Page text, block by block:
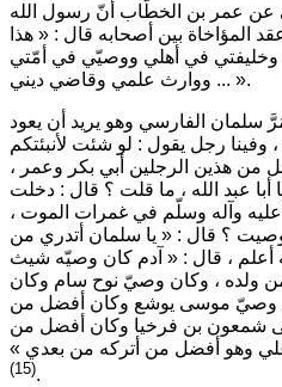
عن عمر بن الخطّاب أنّ رسول الله
المؤاخاة بين أصحابه قال : « هذا
وخليفتي في أهلي ووصيّي في أمّتي
ووارث علمي وقاضي ديني ... ».
سلمان الفارسي وهو يريد أن يعود
رجل يقول : لو شئت لأنبئتكم
من هذين الرجلين أبي بكر وعمر ،
عبد الله ، ما قلت ؟ قال : دخلت
وآله وسلّم في غمرات الموت ،
؟ قال : « يا سلمان أتدري من
أعلم ، قال : « آدم كان وصيّه شيث
ولده ، وكان وصيّ نوح سام وكان
وصيّ موسى يوشع وكان أفضل من
شمعون بن فرخيا وكان أفضل من
وهو أفضل من أتركه من بعدي »
(15).